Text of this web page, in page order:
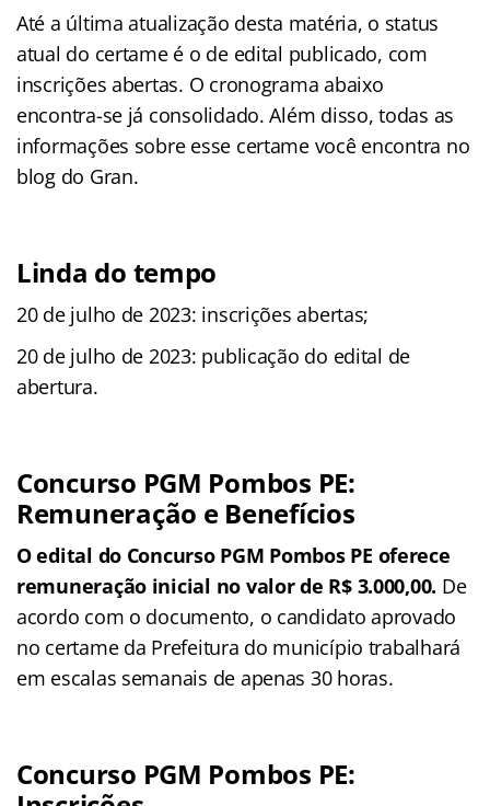
Até a última atualização desta matéria, o status
atual do certame é o de edital publicado, com
inscrições abertas. O cronograma abaixo
encontra-se já consolidado. Além disso, todas as
informações sobre esse certame você encontra no
blog do Gran.
Linda do tempo
20 de julho de 2023: inscrições abertas;
20 de julho de 2023: publicação do edital de
abertura.
Concurso PGM Pombos PE:
Remuneração e Benefícios
O edital do Concurso PGM Pombos PE oferece
remuneração inicial no valor de R$ 3.000,00. De
acordo com o documento, o candidato aprovado
no certame da Prefeitura do município trabalhará
em escalas semanais de apenas 30 horas.
Concurso PGM Pombos PE: